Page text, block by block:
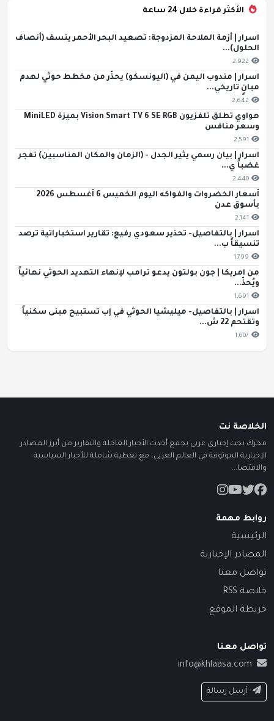
الأكثر قراءة خلال 24 ساعة
اسرار | أزمة الملاحة المزدوجة: تصعيد البحر الأحمر ينسف (أنصاف
الحلول)...
2,922
اسرار | مندوب اليمن في (اليونسكو) يحذّر من مخطط حوثي لهدم
مبانٍ تاريخي...
2,642
هواوي تطلق تلفزيون Vision Smart TV 6 SE RGB بميزة MiniLED
وسعر منافس
2,591
اسرار | بيان رسمي يثير الجدل - (الزمان والمكان المناسبين) تفجر
غضباً ي...
2,440
أسعار الخضروات والفواكه اليوم الخميس 6 أغسطس 2026
بأسوق عدن
2,141
اسرار | بالتفاصيل- تحذير سعودي رفيع: تقارير استخباراتية ترصد
تنسيقاً ب...
1,799
من امريكا | جون بولتون يدعو ترامب لإنهاء التهديد الحوثي نهائياً
ويُحذّ...
1,691
اسرار | بالتفاصيل- ميليشيا الحوثي في إب تستبيح مبنى سكنياً
وتقتحم 22 ش...
1,607
الخلاصة نت
محرك بحث إخباري عربي يجمع أحدث الأخبار العاجلة والتقارير من أبرز المصادر
الإخبارية الموثوقة في العالم العربي، مع تغطية شاملة للأخبار السياسية
والاقتصا...
روابط مهمة
الرئيسية
المصادر الإخبارية
تواصل معنا
خلاصة RSS
خريطة الموقع
تواصل معنا
info@khlaasa.com
أرسل رسالة